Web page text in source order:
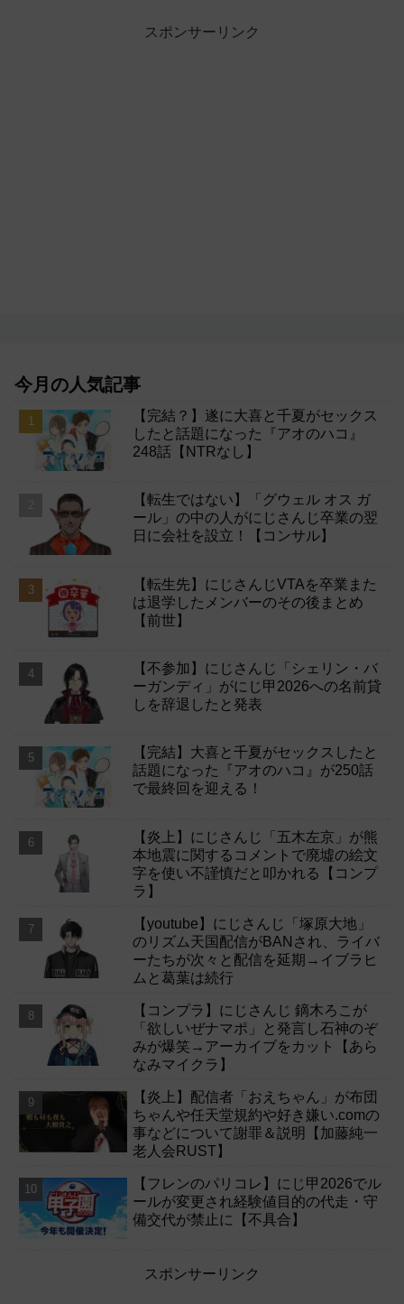
スポンサーリンク
今月の人気記事
【完結？】遂に大喜と千夏がセックス
したと話題になった『アオのハコ』
248話【NTRなし】
【転生ではない】「グウェル オス ガ
ール」の中の人がにじさんじ卒業の翌
日に会社を設立！【コンサル】
【転生先】にじさんじVTAを卒業また
は退学したメンバーのその後まとめ
【前世】
【不参加】にじさんじ「シェリン・バ
ーガンディ」がにじ甲2026への名前貸
しを辞退したと発表
【完結】大喜と千夏がセックスしたと
話題になった『アオのハコ』が250話
で最終回を迎える！
【炎上】にじさんじ「五木左京」が熊
本地震に関するコメントで廃墟の絵文
字を使い不謹慎だと叩かれる【コンプ
ラ】
【youtube】にじさんじ「塚原大地」
のリズム天国配信がBANされ、ライバ
ーたちが次々と配信を延期→イブラヒ
ムと葛葉は続行
【コンプラ】にじさんじ 鏑木ろこが
「欲しいぜナマポ」と発言し石神のぞ
みが爆笑→アーカイブをカット【あら
なみマイクラ】
【炎上】配信者「おえちゃん」が布団
ちゃんや任天堂規約や好き嫌い.comの
事などについて謝罪＆説明【加藤純一
老人会RUST】
【フレンのパリコレ】にじ甲2026でル
ールが変更され経験値目的の代走・守
備交代が禁止に【不具合】
スポンサーリンク